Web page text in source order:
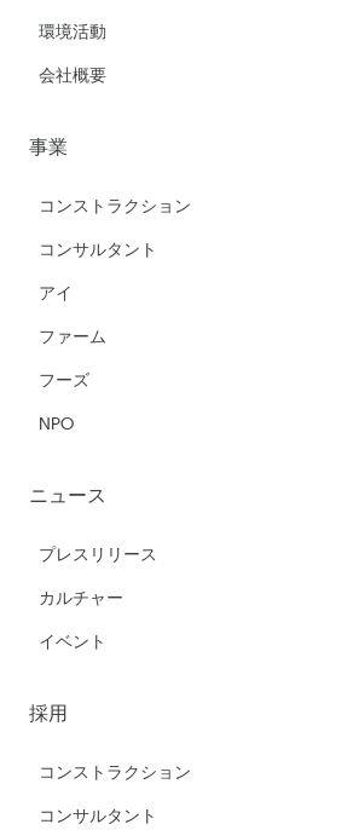
環境活動
会社概要
事業
コンストラクション
コンサルタント
アイ
ファーム
フーズ
NPO
ニュース
プレスリリース
カルチャー
イベント
採用
コンストラクション
コンサルタント